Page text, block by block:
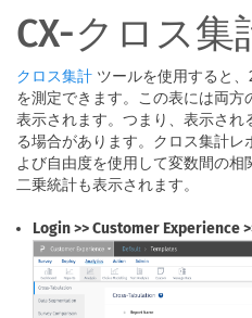
CX-クロス集
クロス集計 ツールを使用すると
を測定できます。この表には両
表示されます。つまり、表示され
る場合があります。クロス集計
よび自由度を使用して変数間の相
二乗統計も表示されます。
Login >> Customer Experience